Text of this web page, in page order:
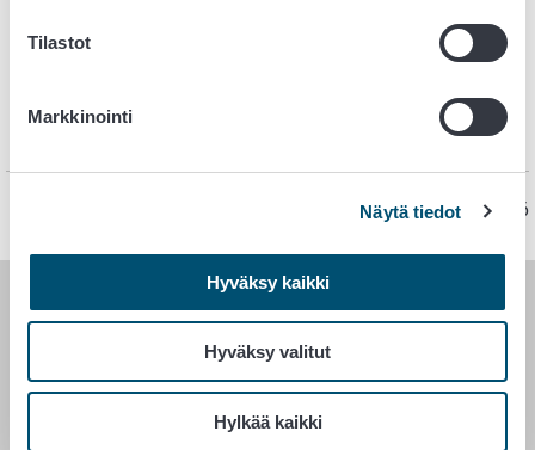
Tilastot
Markkinointi
Näytä tiedot
Hyväksy kaikki
Hyväksy valitut
Hylkää kaikki
3. Vehnälajikkeet 1919 - 1999
Sivu on viimeksi päivitetty 10.2.2026
RUOKAVIRASTO
PL 100
00027 RUOKAVIRASTO